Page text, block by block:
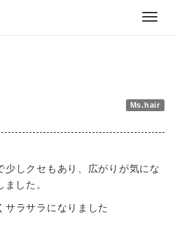
Ms.hair
少しクセもあり、広がりが気にな
した。
サラサラになりました